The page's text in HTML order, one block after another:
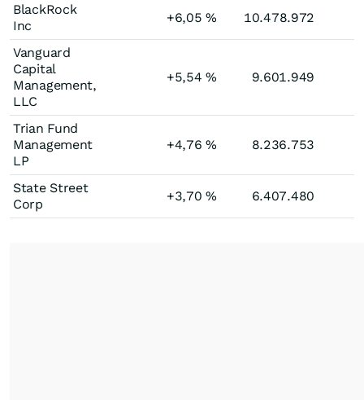
BlackRock
Inc
+6,05% 10.478.972
Vanguard
Capital
Management,
LLC
+5,54% 9.601.949
Trian Fund
Management
LP
+4,76% 8.236.753
State Street
Corp
+3,70% 6.407.480